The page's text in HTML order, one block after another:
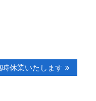
休業いたします